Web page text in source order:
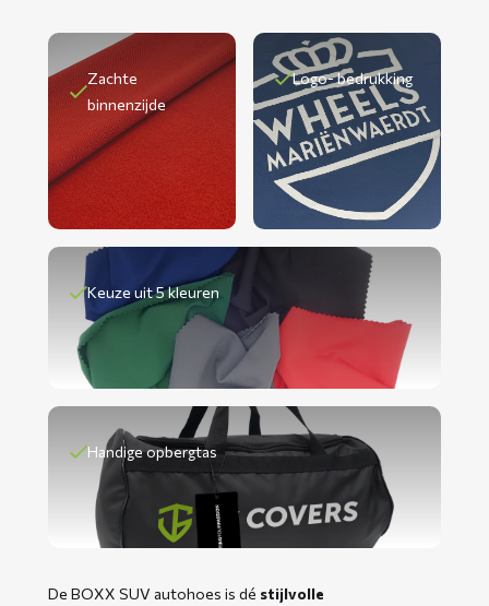
Zachte
binnenzijde
Logo- bedrukking
Keuze uit 5 kleuren
Handige opbergtas
De BOXX SUV autohoes is dé stijlvolle